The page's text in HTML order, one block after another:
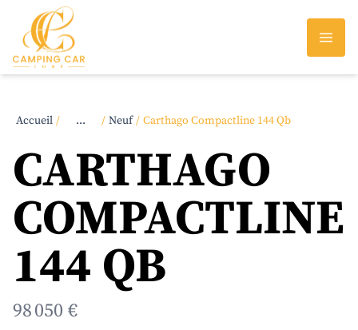
Accueil / ... / Neuf / Carthago Compactline 144 Qb
CARTHAGO
COMPACTLINE
144 QB
98 050 €